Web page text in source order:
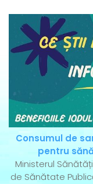
Consumul de
pentru
Ministerul
de Sănătate